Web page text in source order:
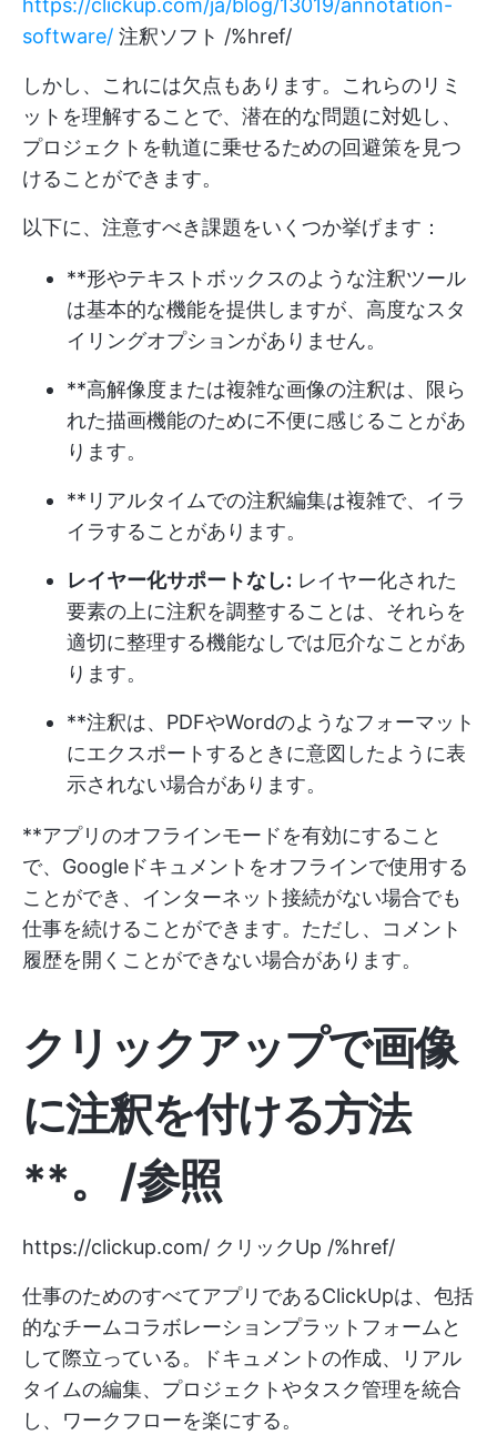
https://clickup.com/ja/blog/13019/annotation-
software/ 注釈ソフト /%href/
しかし、これには欠点もあります。これらのリミ
ットを理解することで、潜在的な問題に対処し、
プロジェクトを軌道に乗せるための回避策を見つ
けることができます。
以下に、注意すべき課題をいくつか挙げます：
**形やテキストボックスのような注釈ツール
は基本的な機能を提供しますが、高度なスタ
イリングオプションがありません。
**高解像度または複雑な画像の注釈は、限ら
れた描画機能のために不便に感じることがあ
ります。
**リアルタイムでの注釈編集は複雑で、イラ
イラすることがあります。
レイヤー化サポートなし: レイヤー化された
要素の上に注釈を調整することは、それらを
適切に整理する機能なしでは厄介なことがあ
ります。
**注釈は、PDFやWordのようなフォーマット
にエクスポートするときに意図したように表
示されない場合があります。
**アプリのオフラインモードを有効にすること
で、Googleドキュメントをオフラインで使用する
ことができ、インターネット接続がない場合でも
仕事を続けることができます。ただし、コメント
履歴を開くことができない場合があります。
クリックアップで画像
に注釈を付ける方法
**。 /参照
https://clickup.com/ クリックUp /%href/
仕事のためのすべてアプリであるClickUpは、包括
的なチームコラボレーションプラットフォームと
して際立っている。ドキュメントの作成、リアル
タイムの編集、プロジェクトやタスク管理を統合
し、ワークフローを楽にする。